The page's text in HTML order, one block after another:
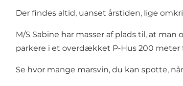
Der findes altid, uanset årstiden, lige
M/S Sabine har masser af plads til, at
parkere i et overdækket P-Hus 200 meter
Se hvor mange marsvin, du kan spotte,